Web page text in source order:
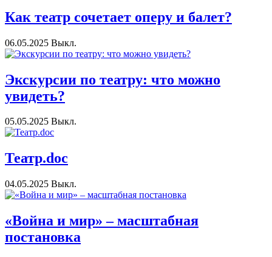
Как театр сочетает оперу и балет?
06.05.2025 Выкл.
Экскурсии по театру: что можно
увидеть?
05.05.2025 Выкл.
Театр.doc
04.05.2025 Выкл.
«Война и мир» – масштабная
постановка